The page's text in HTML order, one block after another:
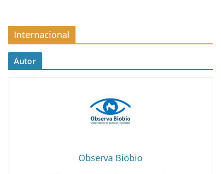
Internacional
Autor
Observa Biobio